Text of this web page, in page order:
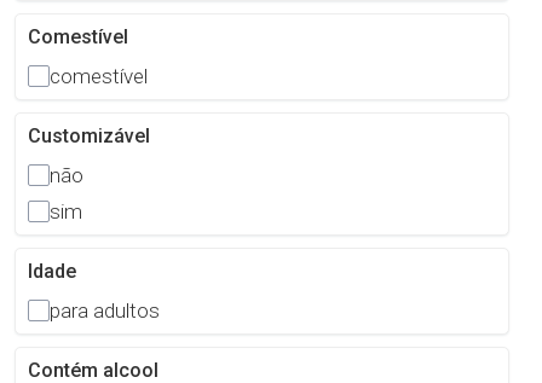
Comestível
comestível
Customizável
não
sim
Idade
para adultos
Contém alcool